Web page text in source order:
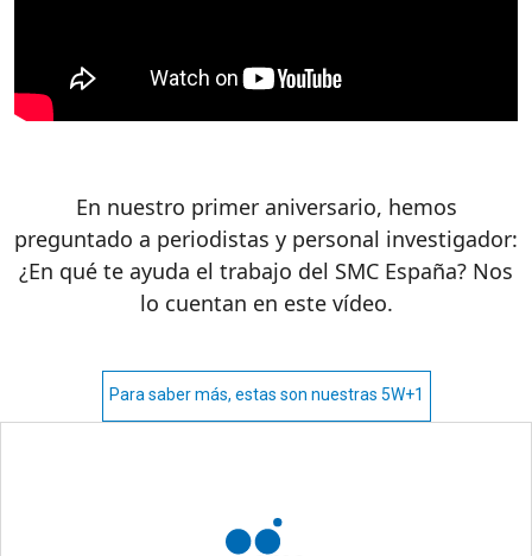
En nuestro primer aniversario, hemos
preguntado a periodistas y personal investigador:
¿En qué te ayuda el trabajo del SMC España? Nos
lo cuentan en este vídeo.
Para saber más, estas son nuestras 5W+1